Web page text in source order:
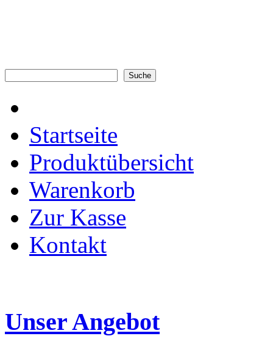
Startseite
Produktübersicht
Warenkorb
Zur Kasse
Kontakt
Unser Angebot